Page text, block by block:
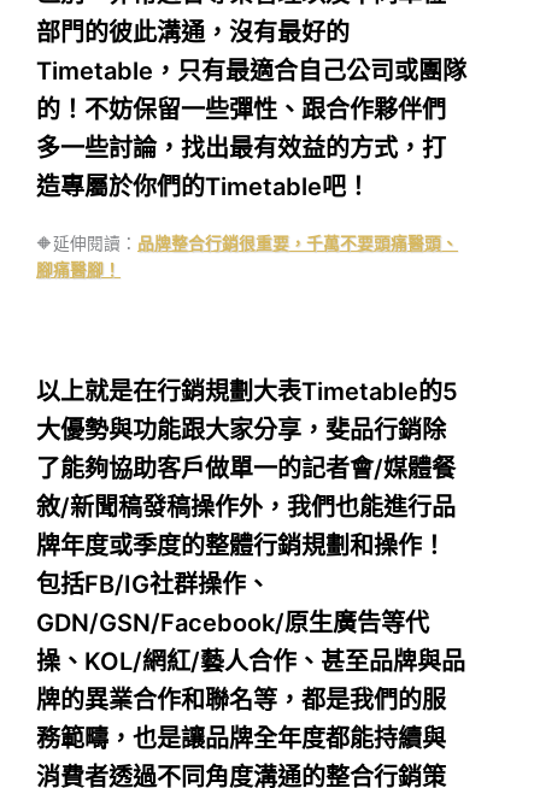
部門的彼此溝通，沒有最好的
Timetable，只有最適合自己公司或團隊
的！不妨保留一些彈性、跟合作夥伴們
多一些討論，找出最有效益的方式，打
造專屬於你們的Timetable吧！
🔶延伸閱讀： 品牌整合行銷很重要，千萬不要頭痛醫頭、
腳痛醫腳！
以上就是在行銷規劃大表Timetable的5
大優勢與功能跟大家分享，斐品行銷除
了能夠協助客戶做單一的記者會/媒體餐
敘/新聞稿發稿操作外，我們也能進行品
牌年度或季度的整體行銷規劃和操作！
包括FB/IG社群操作、
GDN/GSN/Facebook/原生廣告等代
操、KOL/網紅/藝人合作、甚至品牌與品
牌的異業合作和聯名等，都是我們的服
務範疇，也是讓品牌全年度都能持續與
消費者透過不同角度溝通的整合行銷策